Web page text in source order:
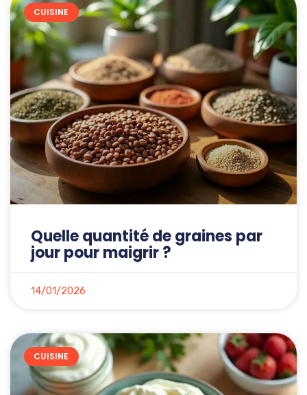
CUISINE
Quelle quantité de graines par
jour pour maigrir ?
14/01/2026
CUISINE